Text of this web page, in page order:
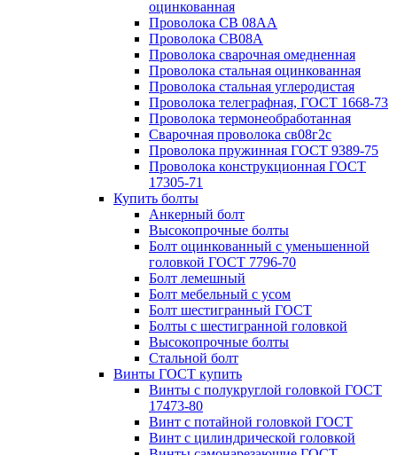
оцинкованная
Проволока СВ 08АА
Проволока СВ08А
Проволока сварочная омедненная
Проволока стальная оцинкованная
Проволока стальная углеродистая
Проволока телеграфная, ГОСТ 1668-73
Проволока термонеобработанная
Сварочная проволока св08г2с
Проволока пружинная ГОСТ 9389-75
Проволока конструкционная ГОСТ
17305-71
Купить болты
Анкерный болт
Высокопрочные болты
Болт оцинкованный с уменьшенной
головкой ГОСТ 7796-70
Болт лемешный
Болт мебельный с усом
Болт шестигранный ГОСТ
Болты с шестигранной головкой
Высокопрочные болты
Стальной болт
Винты ГОСТ купить
Винты с полукруглой головкой ГОСТ
17473-80
Винт с потайной головкой ГОСТ
Винт с цилиндрической головкой